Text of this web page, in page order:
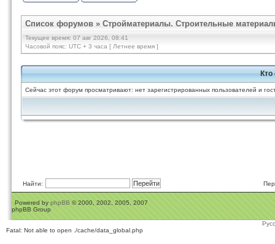
Список форумов » Стройматериалы. Строительные
Текущее время: 07 авг 2026, 08:41
Часовой пояс: UTC + 3 часа [ Летнее время ]
Кто
Сейчас этот форум просматривают: нет зарегистрированных пользователей и
Найти:
Powered by phpBB © 2000, 2002, 2005, 2007
phpBB Group
Fatal: Not able to open ./cache/data_global.php